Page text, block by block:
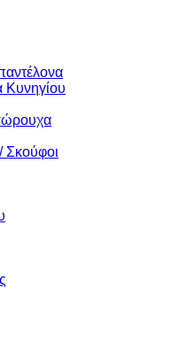
Κυνηγίου
Σκούφοι